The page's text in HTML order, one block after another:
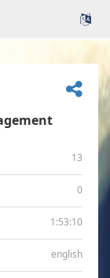
13
0
1:53:10
english